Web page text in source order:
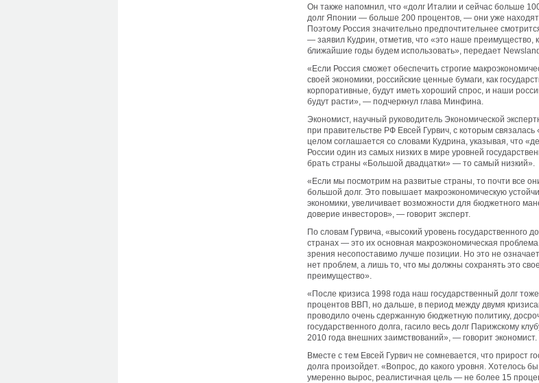
Он также напомнил, что «долг Италии и сейчас больше
долг Японии — больше 200 процентов, — они уже
Поэтому Россия значительно предпочтительнее
— заявил Кудрин, отметив, что «это наше преимущество,
ближайшие годы будем использовать», передает
«Если Россия сможет обеспечить строгие
своей экономики, российские ценные бумаги, как
корпоративные, будут иметь хороший спрос, и наши
будут расти», — подчеркнул глава Минфина.
Экономист, научный руководитель Экономической
при правительстве РФ Евсей Гурвич, с которым связалась
целом соглашается со словами Кудрина, указывая, что
России один из самых низких в мире уровней
брать страны «Большой двадцатки» — то самый низкий».
«Если мы посмотрим на развитые страны, то почти все
большой долг. Это повышает макроэкономическую
экономики, увеличивает возможности для бюджетного
доверие инвесторов», — говорит эксперт.
По словам Гурвича, «высокий уровень государственного
странах — это их основная макроэкономическая
зрения несопоставимо лучше позиции. Но это не
нет проблем, а лишь то, что мы должны сохранять это
преимущество».
«После кризиса 1998 года наш государственный долг
процентов ВВП, но дальше, в период между двумя
проводило очень сдержанную бюджетную политику,
государственного долга, гасило весь долг Парижскому
2010 года внешних заимствований», — говорит экономист.
Вместе с тем Евсей Гурвич не сомневается, что прирост
долга произойдет. «Вопрос, до какого уровня. Хотелось
умеренно вырос, реалистичная цель — не более 15